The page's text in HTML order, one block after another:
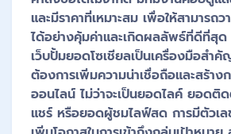
และมีราคาที่เหมาะสม เพื่อให้สามารถ
ได้อย่างคุ้มค่าและเกิดผลลัพธ์ที่ดีที่สุด
เว็บปั้มยอดโซเชียลเป็นเครื่องมือสำ
ต้องการเพิ่มความน่าเชื่อถือและสร้าง
ออนไลน์ ไม่ว่าจะเป็นยอดไลค์ ยอด
แชร์ หรือยอดผู้ชมไลฟ์สด การมีตัวเ